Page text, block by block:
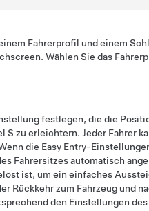
Fahrerprofil und einem
Wählen Sie das
festlegen, die die
S zu erleichtern. Jeder Fahrer
die Easy Entry-
Fahrersitzes automatisch
ist, um ein einfaches
Rückkehr zum Fahrzeug und
den Einstellungen